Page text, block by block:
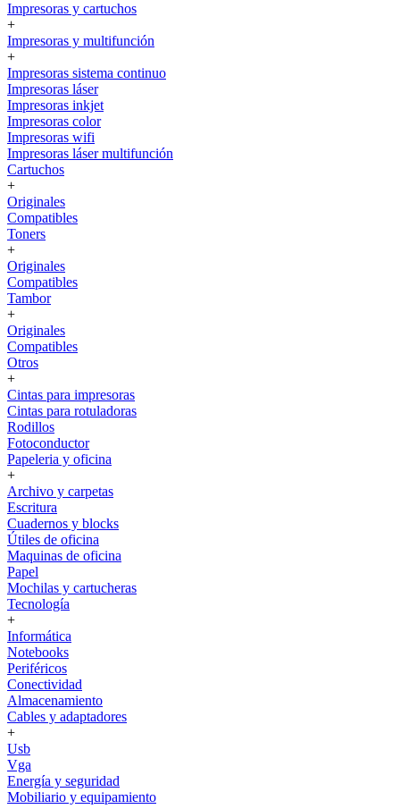
Impresoras y cartuchos
+
Impresoras y multifunción
+
Impresoras sistema continuo
Impresoras láser
Impresoras inkjet
Impresoras color
Impresoras wifi
Impresoras láser multifunción
Cartuchos
+
Originales
Compatibles
Toners
+
Originales
Compatibles
Tambor
+
Originales
Compatibles
Otros
+
Cintas para impresoras
Cintas para rotuladoras
Rodillos
Fotoconductor
Papeleria y oficina
+
Archivo y carpetas
Escritura
Cuadernos y blocks
Útiles de oficina
Maquinas de oficina
Papel
Mochilas y cartucheras
Tecnología
+
Informática
Notebooks
Periféricos
Conectividad
Almacenamiento
Cables y adaptadores
+
Usb
Vga
Energía y seguridad
Mobiliario y equipamiento